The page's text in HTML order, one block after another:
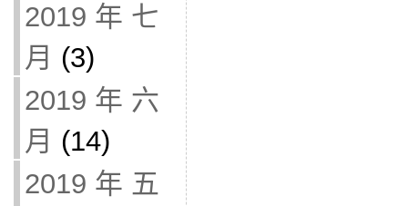
2019 年 七
月 (3)
2019 年 六
月 (14)
2019 年 五